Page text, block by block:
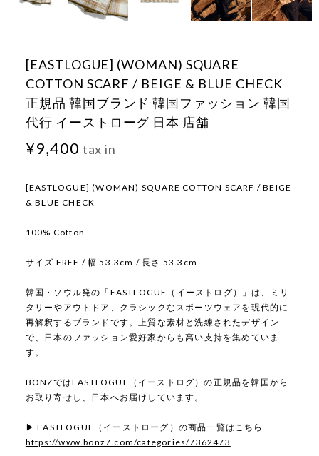
[EASTLOGUE] (WOMAN) SQUARE
COTTON SCARF / BEIGE & BLUE CHECK
正規品 韓国ブランド 韓国ファッション 韓国
代行 イーストローグ 日本 店舗
¥9,400 tax in
[EASTLOGUE] (WOMAN) SQUARE COTTON SCARF / BEIGE
& BLUE CHECK
100% Cotton
サイズ FREE / 幅 53.3cm / 長さ 53.3cm
韓国・ソウル発の「EASTLOGUE（イーストログ）」は、ミリ
タリーやアウトドア、クラシックなスポーツウェアを現代的に
再解釈するブランドです。上質な素材と洗練されたデザイン
で、日本のファッション愛好家からも高い支持を集めていま
す。
BONZではEASTLOGUE（イーストログ）の正規品を韓国から
お取り寄せし、日本へお届けしています。
▶ EASTLOGUE（イーストローグ）の商品一覧はこちら
https://www.bonz7.com/categories/7362473